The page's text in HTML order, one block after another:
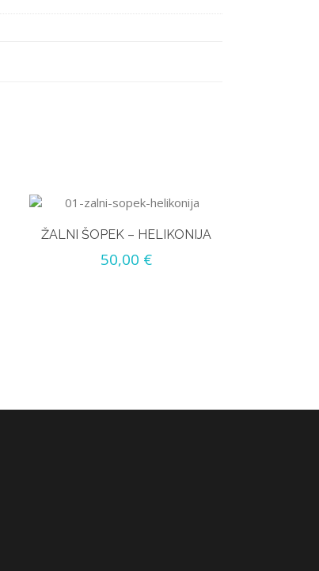
ŽALNI ŠOPEK – HELIKONIJA
50,00 €